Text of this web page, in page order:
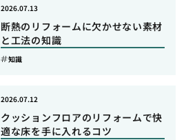
断熱のリフォームに欠かせない素材
と工法の知識
2026.07.13
知識
クッションフロアのリフォームで快
適な床を手に入れるコツ
2026.07.12